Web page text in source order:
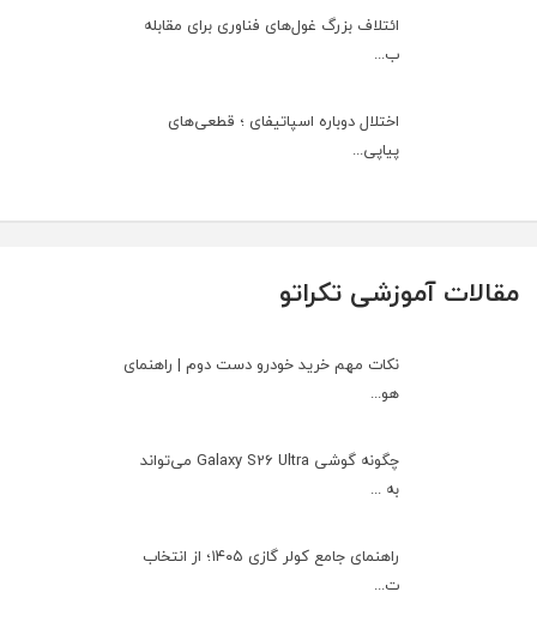
ائتلاف بزرگ غول‌های فناوری برای مقابله
ب...
اختلال دوباره اسپاتیفای ؛ قطعی‌های
پیاپی...
مقالات آموزشی تکراتو
نکات مهم خرید خودرو دست دوم | راهنمای
هو...
چگونه گوشی Galaxy S26 Ultra می‌تواند
به ...
راهنمای جامع کولر گازی ۱۴۰۵؛ از انتخاب
ت...